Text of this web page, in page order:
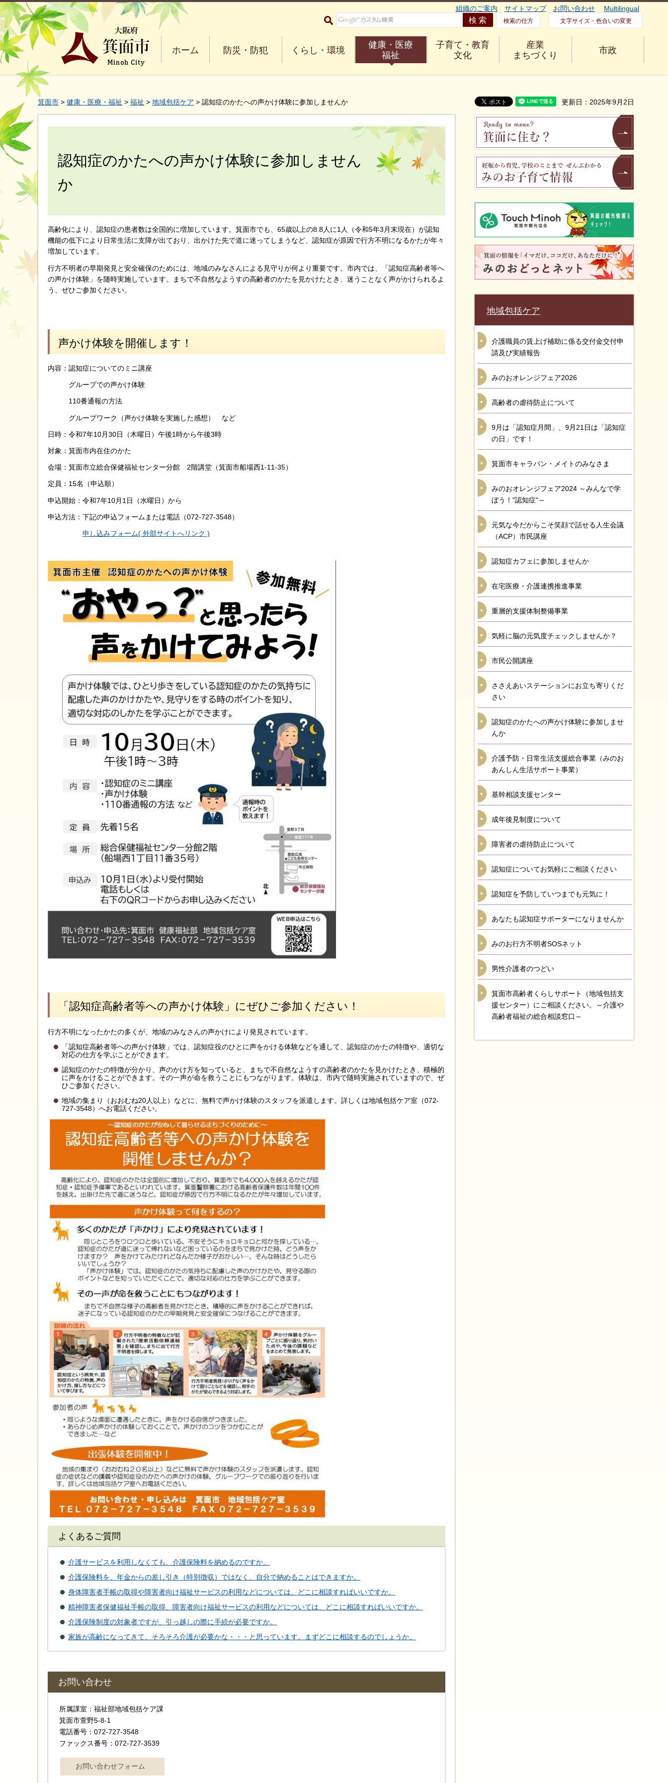
大阪府箕面市 Minoh City
組織のご案内 サイトマップ お問い合わせ Multilingual
検索の仕方 文字サイズ・色合いの変更
ホーム 防災・防犯 くらし・環境
健康・医療
福祉
子育て・教育
文化
産業
まちづくり
市政
箕面市 > 健康・医療・福祉 > 福祉 > 地域包括ケア > 認知症のかたへの声かけ体験に参加しませんか 更新日：2025年9月2日
認知症のかたへの声かけ体験に参加しません
か
高齢化により、認知症の患者数は全国的に増加しています。箕面市でも、65歳以上の8.8人に1人（令和5年3月末現在）が認知
機能の低下により日常生活に支障が出ており、出かけた先で道に迷ってしまうなど、認知症が原因で行方不明になるかたが年々
増加しています。
行方不明者の早期発見と安全確保のためには、地域のみなさんによる見守りが何より重要です。市内では、「認知症高齢者等へ
の声かけ体験」を随時実施しています。まちで不自然なようすの高齢者のかたを見かけたとき、迷うことなく声がかけられるよ
う、ぜひご参加ください。
声かけ体験を開催します！
内容：認知症についてのミニ講座
グループでの声かけ体験
110番通報の方法
グループワーク（声かけ体験を実施した感想） など
日時：令和7年10月30日（木曜日）午後1時から午後3時
対象：箕面市内在住のかた
会場：箕面市立総合保健福祉センター分館 2階講堂（箕面市船場西1-11-35）
定員：15名（申込順）
申込開始：令和7年10月1日（水曜日）から
申込方法：下記の申込フォームまたは電話（072-727-3548）
申し込みフォーム( 外部サイトへリンク )
「認知症高齢者等への声かけ体験」にぜひご参加ください！
行方不明になったかたの多くが、地域のみなさんの声かけにより発見されています。
「認知症高齢者等への声かけ体験」では、認知症役のひとに声をかける体験などを通して、認知症のかたの特徴や、適切な
対応の仕方を学ぶことができます。
認知症のかたの特徴が分かり、声のかけ方を知っていると、まちで不自然なようすの高齢者のかたを見かけたとき、積極的
に声をかけることができます。その一声が命を救うことにもつながります。体験は、市内で随時実施されていますので、ぜ
ひご参加ください。
地域の集まり（おおむね20人以上）などに、無料で声かけ体験のスタッフを派遣します。詳しくは地域包括ケア室（072-
727-3548）へお電話ください。
よくあるご質問
介護サービスを利用しなくても、介護保険料を納めるのですか。
介護保険料を、年金からの差し引き（特別徴収）ではなく、自分で納めることはできますか。
身体障害者手帳の取得や障害者向け福祉サービスの利用などについては、どこに相談すればいいですか。
精神障害者保健福祉手帳の取得、障害者向け福祉サービスの利用などについては、どこに相談すればいいですか。
介護保険制度の対象者ですが、引っ越しの際に手続が必要ですか。
家族が高齢になってきて、そろそろ介護が必要かな・・・と思っています。まずどこに相談するのでしょうか。
お問い合わせ
所属課室：福祉部地域包括ケア課
箕面市萱野5-8-1
電話番号：072-727-3548
ファックス番号：072-727-3539
地域包括ケア
介護職員の賃上げ補助に係る交付金交付申
請及び実績報告
みのおオレンジフェア2026
高齢者の虐待防止について
9月は「認知症月間」、9月21日は「認知症
の日」です！
箕面市キャラバン・メイトのみなさま
みのおオレンジフェア2024 ～みんなで学
ぼう！"認知症"～
元気な今だからこそ笑顔で話せる人生会議
（ACP）市民講座
認知症カフェに参加しませんか
在宅医療・介護連携推進事業
重層的支援体制整備事業
気軽に脳の元気度チェックしませんか？
市民公開講座
ささえあいステーションにお立ち寄りくだ
さい
認知症のかたへの声かけ体験に参加しませ
んか
介護予防・日常生活支援総合事業（みのお
あんしん生活サポート事業）
基幹相談支援センター
成年後見制度について
障害者の虐待防止について
認知症についてお気軽にご相談ください
認知症を予防していつまでも元気に！
あなたも認知症サポーターになりませんか
みのお行方不明者SOSネット
男性介護者のつどい
箕面市高齢者くらしサポート（地域包括支
援センター）にご相談ください。～介護や
高齢者福祉の総合相談窓口～